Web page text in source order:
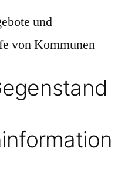
und
von Kommunen